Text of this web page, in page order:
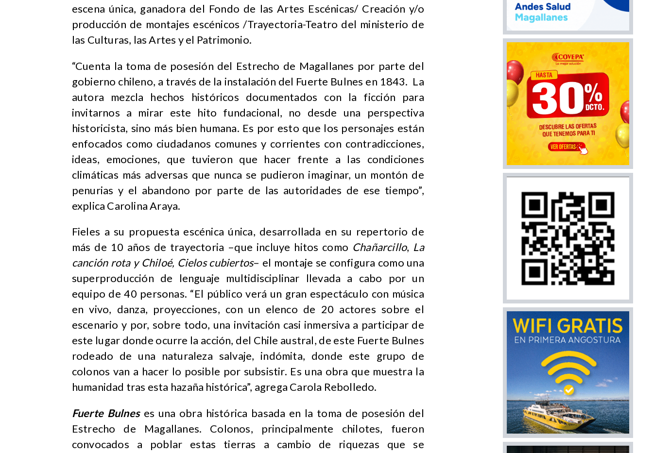
escena única, ganadora del Fondo de las Artes Escénicas/ Creación y/o
producción de montajes escénicos /Trayectoria-Teatro del ministerio de
las Culturas, las Artes y el Patrimonio.
“Cuenta la toma de posesión del Estrecho de Magallanes por parte del
gobierno chileno, a través de la instalación del Fuerte Bulnes en 1843. La
autora mezcla hechos históricos documentados con la ficción para
invitarnos a mirar este hito fundacional, no desde una perspectiva
historicista, sino más bien humana. Es por esto que los personajes están
enfocados como ciudadanos comunes y corrientes con contradicciones,
ideas, emociones, que tuvieron que hacer frente a las condiciones
climáticas más adversas que nunca se pudieron imaginar, un montón de
penurias y el abandono por parte de las autoridades de ese tiempo”,
explica Carolina Araya.
Fieles a su propuesta escénica única, desarrollada en su repertorio de
más de 10 años de trayectoria –que incluye hitos como Chañarcillo, La
canción rota y Chiloé, Cielos cubiertos– el montaje se configura como una
superproducción de lenguaje multidisciplinar llevada a cabo por un
equipo de 40 personas. “El público verá un gran espectáculo con música
en vivo, danza, proyecciones, con un elenco de 20 actores sobre el
escenario y por, sobre todo, una invitación casi inmersiva a participar de
este lugar donde ocurre la acción, del Chile austral, de este Fuerte Bulnes
rodeado de una naturaleza salvaje, indómita, donde este grupo de
colonos van a hacer lo posible por subsistir. Es una obra que muestra la
humanidad tras esta hazaña histórica”, agrega Carola Rebolledo.
Fuerte Bulneses una obra histórica basada en la toma de posesión del
Estrecho de Magallanes. Colonos, principalmente chilotes, fueron
convocados a poblar estas tierras a cambio de riquezas que se